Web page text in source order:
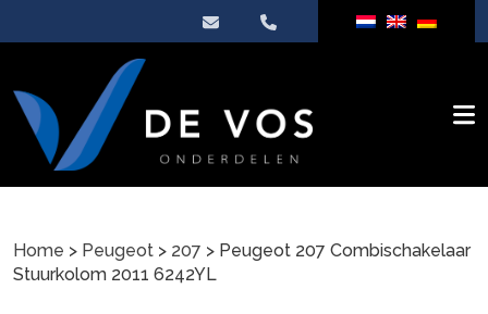
Home > Peugeot > 207 > Peugeot 207 Combischakelaar
Stuurkolom 2011 6242YL